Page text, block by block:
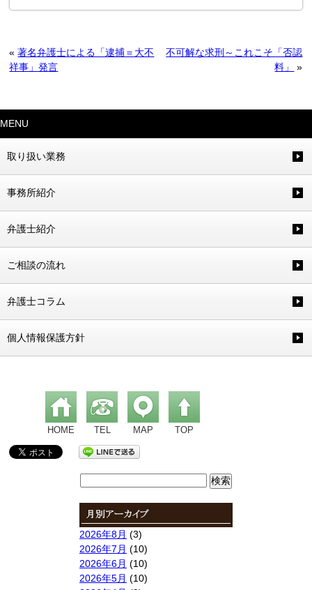
«著名弁護士による「逮捕＝大不
祥事」発言
不可解な求刑～これこそ「否認
料」
»
MENU
取り扱い業務
事務所紹介
弁護士紹介
ご相談の流れ
弁護士コラム
個人情報保護方針
HOME TEL MAP TOP
2026年8月 (3)
2026年7月 (10)
2026年6月 (10)
2026年5月 (10)